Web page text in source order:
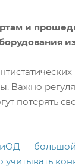
и
Важно
потерять
—